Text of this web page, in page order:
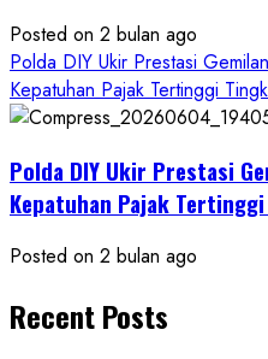
Posted on 2 bulan ago
Polda DIY Ukir Prestasi
Kepatuhan Pajak Tertinggi
Polda DIY Ukir Prestasi
Kepatuhan Pajak
Posted on 2 bulan ago
Recent Posts